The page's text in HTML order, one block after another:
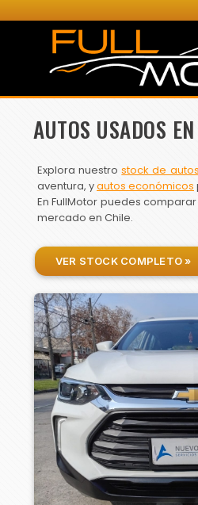
AUTOS USADOS
Explora nuestrostock de
aventura, yautos económicos
En FullMotor puedes
mercado en Chile.
VER STOCK COMPLETO »